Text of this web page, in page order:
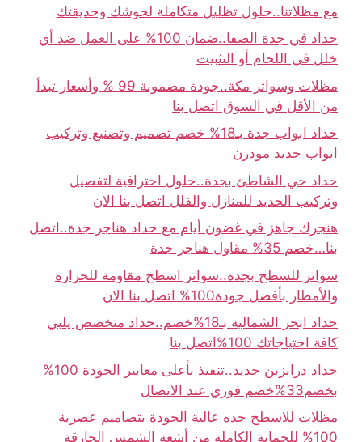
مع مظلاتنا..حلول تظليل متكاملة لحوشك وحديقتك
حداد في جدة الصفا..ضمان 100% على العمل ضد أي
خلل في اللحام أو التثبيت
مظلات وسواتر مكة..جودة مضمونة 99 % وأسعار تبدأ
من الأقل في السوق اتصل بنا
حداد ابواب جدة بـ18% خصم تصميم وتصنيع وتركيب
ابواب حديد مودرن
حداد حي الشاطئ بجدة..حلول احترافية لتفصيل
وتركيب الحديد للمنازل والفلل اتصل بنا الان
هنجرك جاهز في غضون أيام مع حداد هناجر جدة..اتصل
بنا…خصم 35% مقاول هناجر جدة
سواتر للسطح بجدة..سواتر اسطح مقاومة للحرارة
والأمطار بأفضل جودة100% اتصل بنا الان
حداد ابحر الشمالية بـ18%خصم..حداد متخصص يلبي
كافة احتياجاتك 100%اتصل بنا
حداد درابزين حديد..تنفيذ بأعلى معايير الجودة 100%
بخصم33%خصم فوري عند الاتصال
مظلات للاسطح جده عالية الجودة بتصاميم عصرية
100% للحماية الكاملة من أشعة الشمس الحارقة